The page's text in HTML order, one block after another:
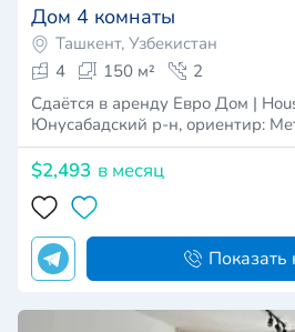
Дом 4 комнаты
Ташкент, Узбекистан
4
150 м²
2
Сдаётся в аренду Евро Дом | House
Юнусабадский р-н, ориентир:
$2,493 в месяц
Показать